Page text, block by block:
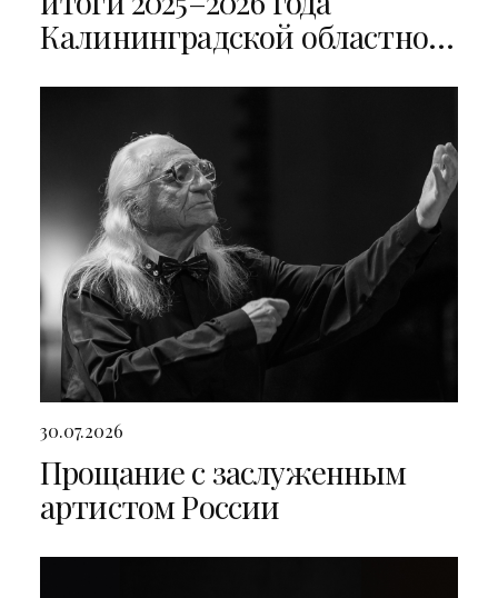
Калининградской областной
30.07.2026
Прощание с заслуженным
артистом России